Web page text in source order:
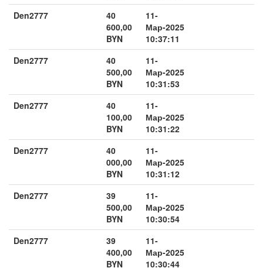
Den2777
40
600,00
BYN
11-
Мар-2025
10:37:11
Den2777
40
500,00
BYN
11-
Мар-2025
10:31:53
Den2777
40
100,00
BYN
11-
Мар-2025
10:31:22
Den2777
40
000,00
BYN
11-
Мар-2025
10:31:12
Den2777
39
500,00
BYN
11-
Мар-2025
10:30:54
Den2777
39
400,00
BYN
11-
Мар-2025
10:30:44